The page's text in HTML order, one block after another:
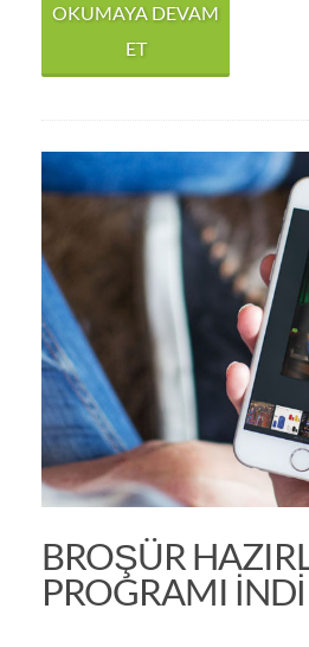
OKUMAYA DEVAM
ET
BROŞÜR
PROGRAMI